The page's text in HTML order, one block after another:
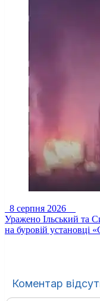
8 серпня 2026
Уражено Ільський та
на буровій установці